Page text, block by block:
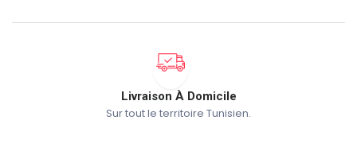
Livraison À Domicile
Sur tout le territoire Tunisien.